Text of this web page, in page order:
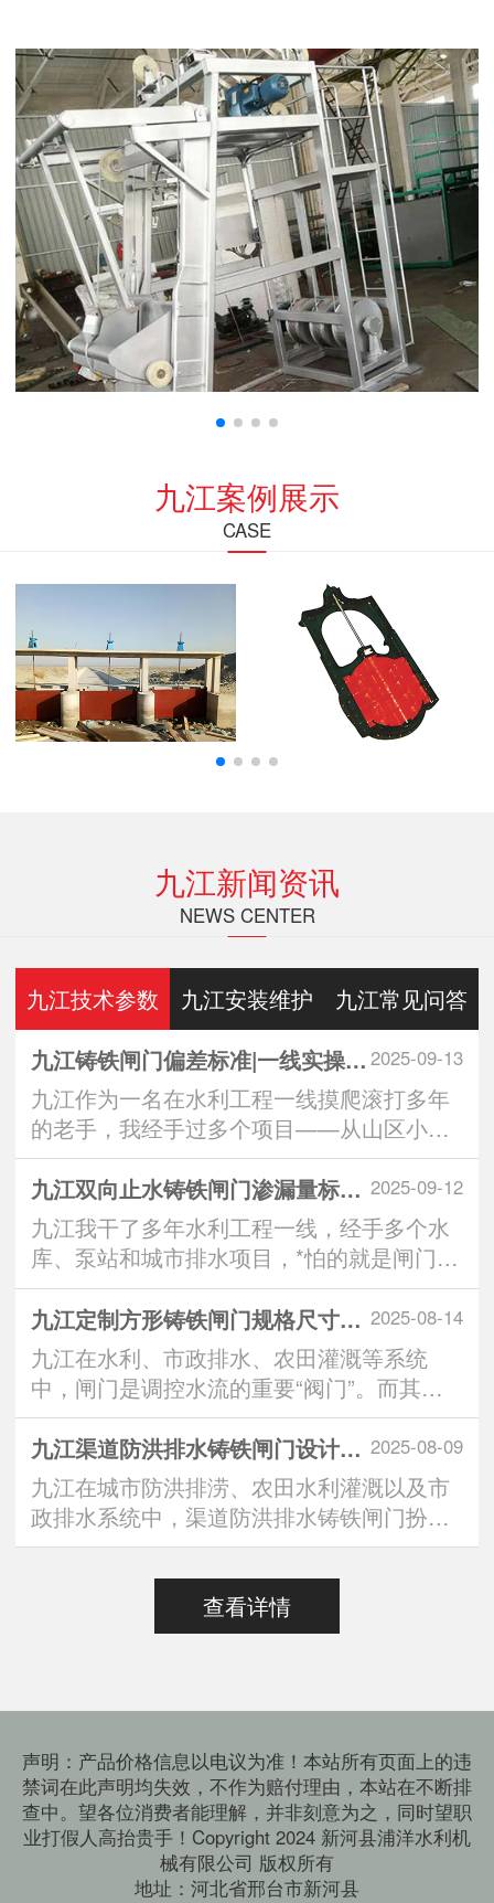
九江案例展示
CASE
九江新闻资讯
NEWS CENTER
九江技术参数 九江安装维护 九江常见问答
2025-09-13
九江铸铁闸门偏差标准|一线实操全解析：从生产到安装的3大重要控制点
九江作为一名在水利工程一线摸爬滚打多年
的老手，我经手过多个项目——从山区小水
库到城市排水···
2025-09-12
九江双向止水铸铁闸门渗漏量标准｜实操派*看的“零漏”硬核指南
九江我干了多年水利工程一线，经手多个水
库、泵站和城市排水项目，*怕的就是闸门一
关，水从缝···
2025-08-14
九江定制方形铸铁闸门规格尺寸：匹配工程需求的智慧之选
九江在水利、市政排水、农田灌溉等系统
中，闸门是调控水流的重要“阀门”。而其
中，“定制方形铸铁闸···
2025-08-09
九江渠道防洪排水铸铁闸门设计标准：安全与效能的双重有助于维持
九江在城市防洪排涝、农田水利灌溉以及市
政排水系统中，渠道防洪排水铸铁闸门扮演
着“水路守门人”的···
查看详情
声明：产品价格信息以电议为准！本站所有页面上的违
禁词在此声明均失效，不作为赔付理由，本站在不断排
查中。望各位消费者能理解，并非刻意为之，同时望职
业打假人高抬贵手！Copyright 2024 新河县浦洋水利机
械有限公司 版权所有
地址：河北省邢台市新河县